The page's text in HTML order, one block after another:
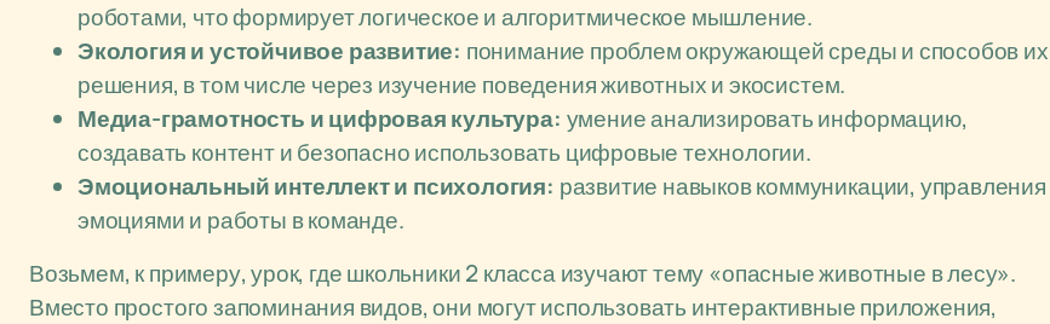
роботами, что формирует логическое и алгоритмическое мышление.
Экология и устойчивое развитие: понимание проблем окружающей среды и способов их
решения, в том числе через изучение поведения животных и экосистем.
Медиа-грамотность и цифровая культура: умение анализировать информацию,
создавать контент и безопасно использовать цифровые технологии.
Эмоциональный интеллект и психология: развитие навыков коммуникации, управления
эмоциями и работы в команде.
Возьмем, к примеру, урок, где школьники 2 класса изучают тему «опасные животные в лесу».
Вместо простого запоминания видов, они могут использовать интерактивные приложения,